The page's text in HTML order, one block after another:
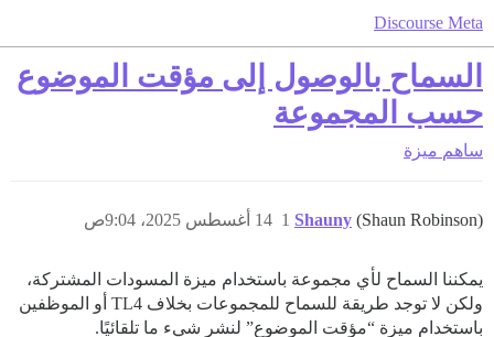
Discourse Meta
السماح بالوصول إلى مؤقت الموضوع
حسب المجموعة
ساهم ميزة
Shauny (Shaun Robinson) 14 أغسطس 2025، 9:04ص 1
يمكننا السماح لأي مجموعة باستخدام ميزة المسودات المشتركة،
ولكن لا توجد طريقة للسماح للمجموعات بخلاف TL4 أو الموظفين
باستخدام ميزة “مؤقت الموضوع” لنشر شيء ما تلقائيًا.